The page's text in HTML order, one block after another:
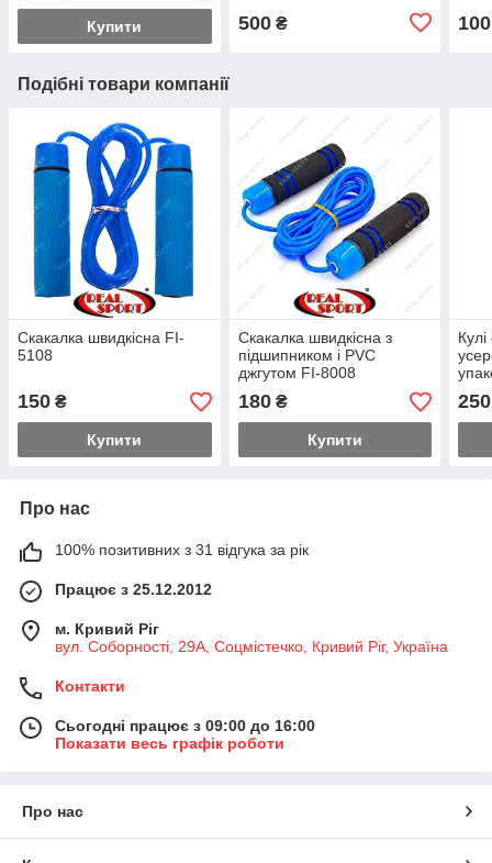
Купити 500₴ 100
Подібні товари компанії
Скакалка швидкісна FI-
5108
150 ₴
Купити
Скакалка швидкісна з
підшипником і PVC
джгутом FI-8008
180₴
Купити
250
Про нас
100% позитивних з 31 відгука за рік
Працює з 25.12.2012
м. Кривий Ріг
вул. Соборності, 29А, Соцмістечко, Кривий Ріг, Україна
Контакти
Сьогодні працює з 09:00 до 16:00
Показати весь графік роботи
Про нас